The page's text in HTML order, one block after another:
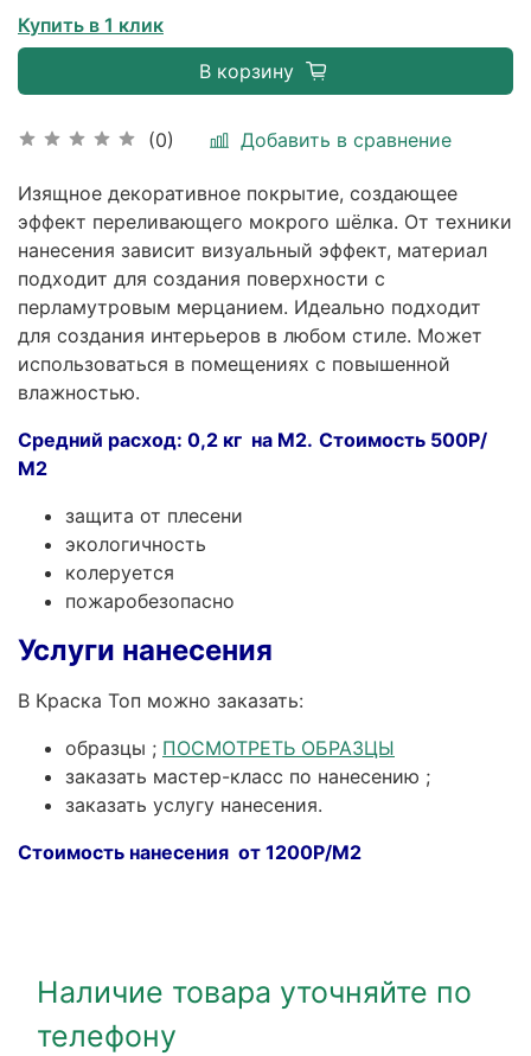
(0) Добавить в сравнение
Купить в 1 клик
В корзину
Изящное декоративное покрытие, создающее
эффект переливающего мокрого шёлка. От техники
нанесения зависит визуальный эффект, материал
подходит для создания поверхности с
перламутровым мерцанием. Идеально подходит
для создания интерьеров в любом стиле. Может
использоваться в помещениях с повышенной
влажностью.
Средний расход: 0,2 кг на М2. Стоимость 500Р/
М2
защита от плесени
экологичность
колеруется
пожаробезопасно
Услуги нанесения
В Краска Топ можно заказать:
образцы ; ПОСМОТРЕТЬ ОБРАЗЦЫ
заказать мастер-класс по нанесению ;
заказать услугу нанесения.
Стоимость нанесения от 1200Р/М2
Наличие товара уточняйте по
телефону